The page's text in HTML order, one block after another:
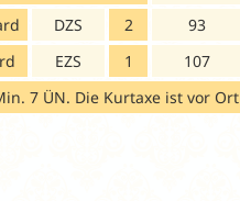
DZS 2 93
EZS 1 107
7 ÜN. Die Kurtaxe ist vor